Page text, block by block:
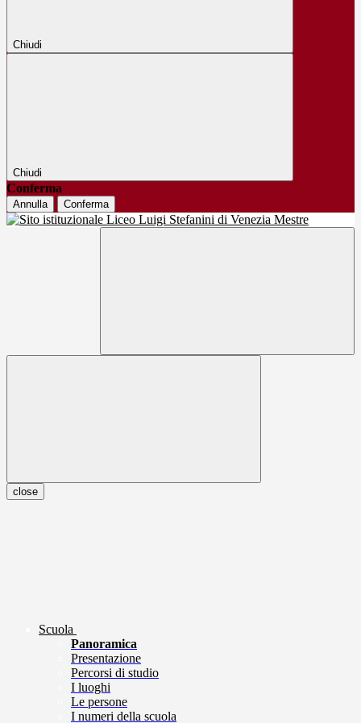
Chiudi
Chiudi
Conferma
Annulla Conferma
close
Scuola
Panoramica
Presentazione
Percorsi di studio
I luoghi
Le persone
I numeri della scuola